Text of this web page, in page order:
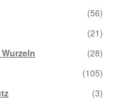
(56)
(21)
(28)
(105)
(3)